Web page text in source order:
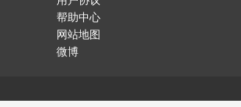
帮助中心
网站地图
微博